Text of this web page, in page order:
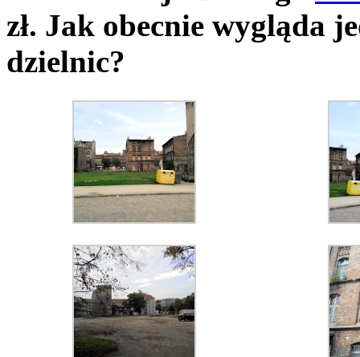
zł. Jak obecnie wygląda
dzielnic?